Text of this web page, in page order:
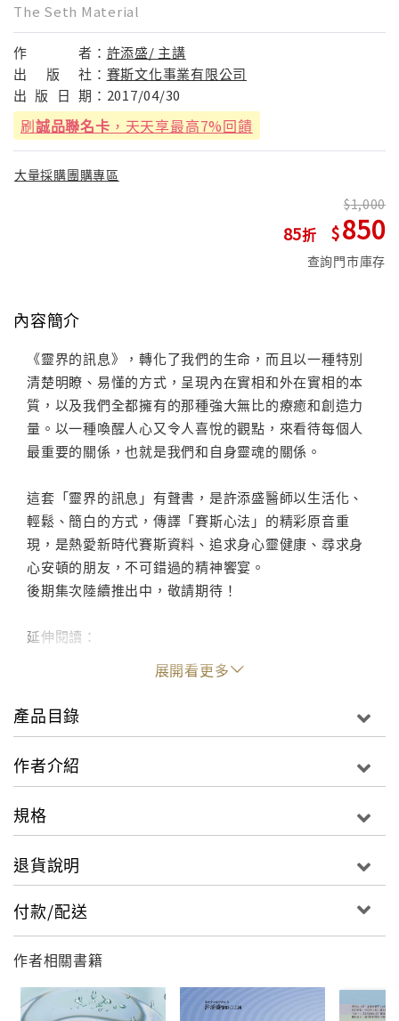
The Seth Material
作 者： 許添盛/ 主講
出
版 社： 賽斯文化事業有限公司
出 版 日 期： 2017/04/30
刷誠品聯名卡 ，天天享最高7%回饋
大量採購團購專區
85
1,000
850
查詢門市庫存
內容簡介
《靈界的訊息》，轉化了我們的生命，而且以一種特別
清楚明瞭、易懂的方式，呈現內在實相和外在實相的本
質，以及我們全都擁有的那種強大無比的療癒和創造力
量。以一種喚醒人心又令人喜悅的觀點，來看待每個人
最重要的關係，也就是我們和自身靈魂的關係。
這套「靈界的訊息」有聲書，是許添盛醫師以生活化、
輕鬆、簡白的方式，傳譯「賽斯心法」的精彩原音重
現，是熱愛新時代賽斯資料、追求身心靈健康、尋求身
心安頓的朋友，不可錯過的精神饗宴。
後期集次陸續推出中，敬請期待！
延伸閱讀：
《健康之道第1輯~第5輯》、《未知的實相第1輯~第11
輯》、《個人實相的本質第1~6輯》《靈魂永生第1輯~
第3輯》
尺寸：14X14X3CM
展開看更多
產品目錄
作者介紹
規格
退貨說明
付款/配送
作者相關書籍